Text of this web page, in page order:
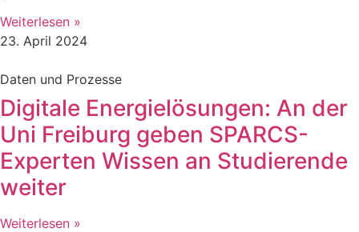
Weiterlesen »
23. April 2024
Daten und Prozesse
Digitale Energielösungen: An der
Uni Freiburg geben SPARCS-
Experten Wissen an Studierende
weiter
Weiterlesen »